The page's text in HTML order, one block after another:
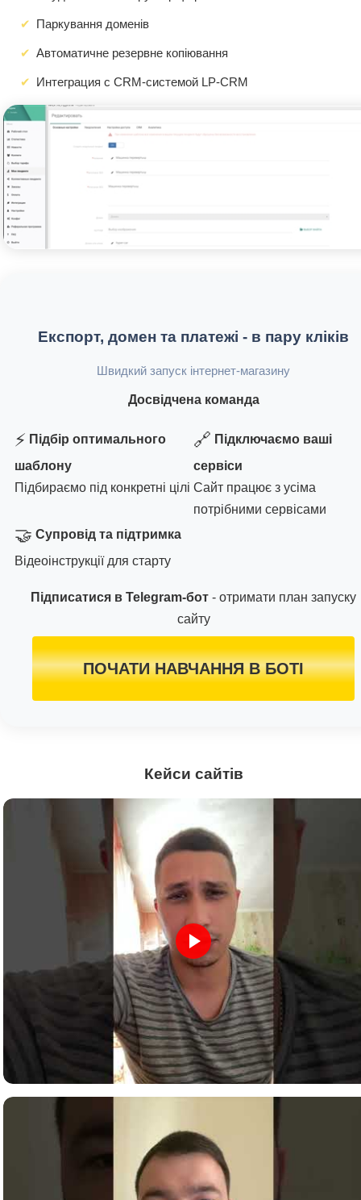
Паркування доменів
Автоматичне резервне копіювання
Интеграция с CRM-системой LP-CRM
Експорт, домен та платежі - в пару кліків
Швидкий запуск інтернет-магазину
Досвідчена команда
⚡ Підбір оптимального
шаблону
Підбираємо під конкретні цілі
🔗 Підключаємо ваші
сервіси
Сайт працює з усіма
потрібними сервісами
🤝 Супровід та підтримка
Відеоінструкції для старту
Підписатися в Telegram-бот - отримати план запуску
сайту
ПОЧАТИ НАВЧАННЯ В БОТІ
Кейси сайтів